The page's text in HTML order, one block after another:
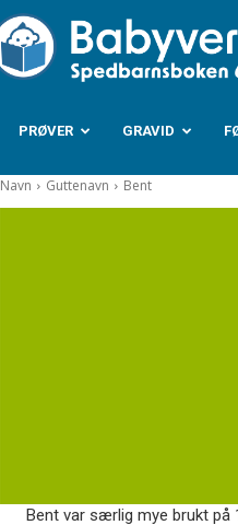
PRØVER GRAVID
Navn Guttenavn Bent
Bent var særlig mye brukt